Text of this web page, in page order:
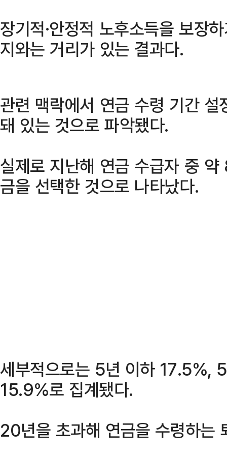
장기적·안정적 노후소득을 보장
지와는 거리가 있는 결과다.
관련 맥락에서 연금 수령 기간
돼 있는 것으로 파악됐다.
실제로 지난해 연금 수급자 중
금을 선택한 것으로 나타났다.
세부적으로는 5년 이하
15.9%로 집계됐다.
20년을 초과해 연금을 수령하는